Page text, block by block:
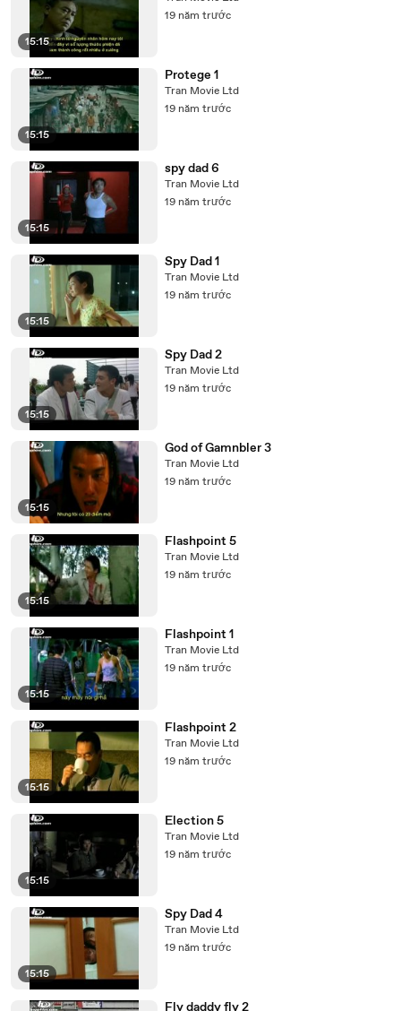
15:15
19 năm trước
15:15
Protege 1
Tran Movie Ltd
19 năm trước
15:15
spy dad 6
Tran Movie Ltd
19 năm trước
15:15
Spy Dad 1
Tran Movie Ltd
19 năm trước
15:15
Spy Dad 2
Tran Movie Ltd
19 năm trước
15:15
God of Gamnbler 3
Tran Movie Ltd
19 năm trước
15:15
Flashpoint 5
Tran Movie Ltd
19 năm trước
15:15
Flashpoint 1
Tran Movie Ltd
19 năm trước
15:15
Flashpoint 2
Tran Movie Ltd
19 năm trước
15:15
Election 5
Tran Movie Ltd
19 năm trước
15:15
Spy Dad 4
Tran Movie Ltd
19 năm trước
Fly daddy fly 2